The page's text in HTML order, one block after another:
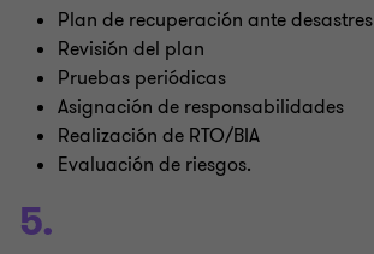
Plan de recuperación ante desastres
Revisión del plan
Pruebas periódicas
Asignación de responsabilidades
Realización de RTO/BIA
Evaluación de riesgos.
5.